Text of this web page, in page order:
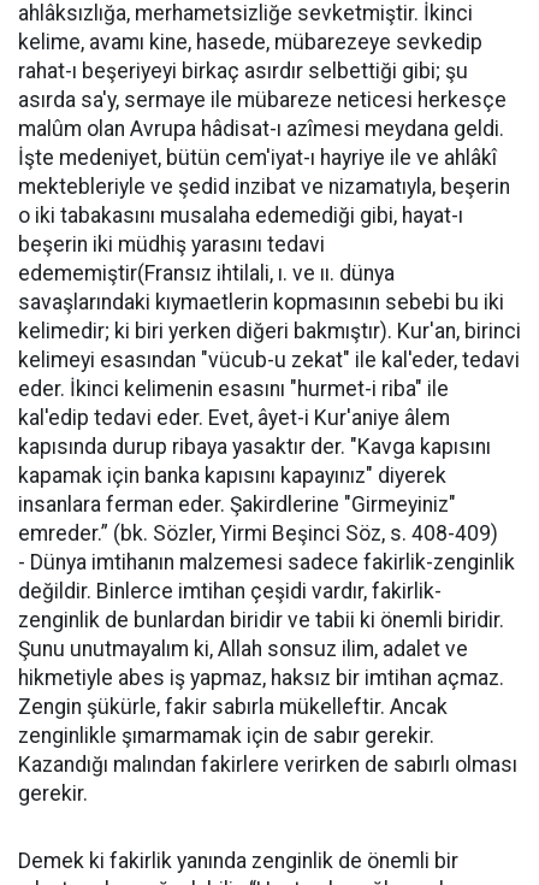
ahlâksızlığa, merhametsizliğe sevketmiştir. İkinci
kelime, avamı kine, hasede, mübarezeye sevkedip
rahat-ı beşeriyeyi birkaç asırdır selbettiği gibi; şu
asırda sa'y, sermaye ile mübareze neticesi herkesçe
malûm olan Avrupa hâdisat-ı azîmesi meydana geldi.
İşte medeniyet, bütün cem'iyat-ı hayriye ile ve ahlâkî
mektebleriyle ve şedid inzibat ve nizamatıyla, beşerin
o iki tabakasını musalaha edemediği gibi, hayat-ı
beşerin iki müdhiş yarasını tedavi
edememiştir(Fransız ihtilali, ı. ve ıı. dünya
savaşlarındaki kıymaetlerin kopmasının sebebi bu iki
kelimedir; ki biri yerken diğeri bakmıştır). Kur'an, birinci
kelimeyi esasından "vücub-u zekat" ile kal'eder, tedavi
eder. İkinci kelimenin esasını "hurmet-i riba" ile
kal'edip tedavi eder. Evet, âyet-i Kur'aniye âlem
kapısında durup ribaya yasaktır der. "Kavga kapısını
kapamak için banka kapısını kapayınız" diyerek
insanlara ferman eder. Şakirdlerine "Girmeyiniz"
emreder.” (bk. Sözler, Yirmi Beşinci Söz, s. 408-409)
- Dünya imtihanın malzemesi sadece fakirlik-zenginlik
değildir. Binlerce imtihan çeşidi vardır, fakirlik-
zenginlik de bunlardan biridir ve tabii ki önemli biridir.
Şunu unutmayalım ki, Allah sonsuz ilim, adalet ve
hikmetiyle abes iş yapmaz, haksız bir imtihan açmaz.
Zengin şükürle, fakir sabırla mükelleftir. Ancak
zenginlikle şımarmamak için de sabır gerekir.
Kazandığı malından fakirlere verirken de sabırlı olması
gerekir.
Demek ki fakirlik yanında zenginlik de önemli bir